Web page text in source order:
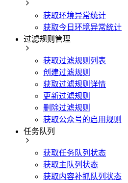
获取环境异常统计
获取今日环境异常统计
过滤规则管理
获取过滤规则列表
创建过滤规则
获取过滤规则详情
更新过滤规则
删除过滤规则
获取公众号的启用规则
任务队列
获取任务队列状态
获取主队列状态
获取内容补抓队列状态